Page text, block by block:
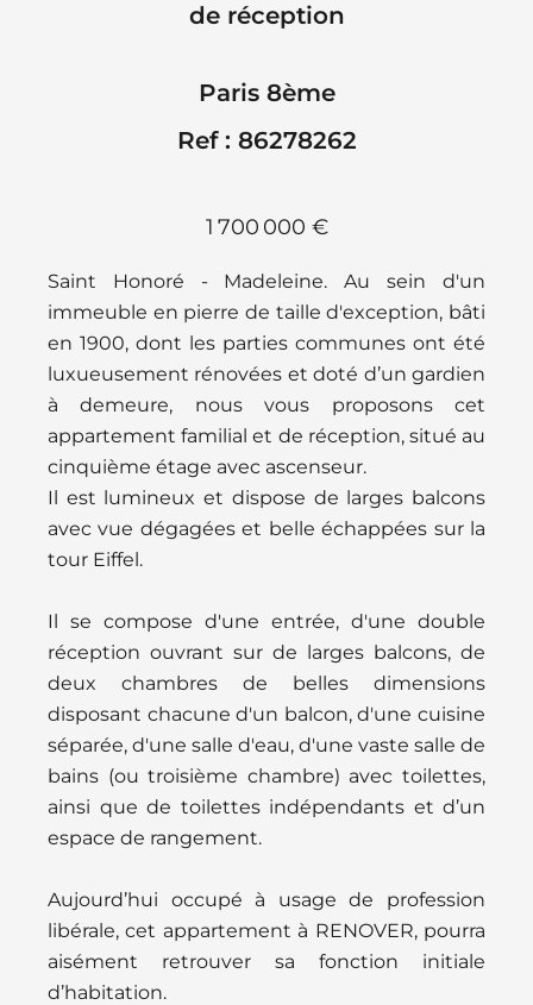
de réception
Paris 8ème
Ref : 86278262
1 700 000 €
Saint Honoré - Madeleine. Au sein d'un
immeuble en pierre de taille d'exception, bâti
en 1900, dont les parties communes ont été
luxueusement rénovées et doté d’un gardien
à demeure, nous vous proposons cet
appartement familial et de réception, situé au
cinquième étage avec ascenseur.
Il est lumineux et dispose de larges balcons
avec vue dégagées et belle échappées sur la
tour Eiffel.
Il se compose d'une entrée, d'une double
réception ouvrant sur de larges balcons, de
deux chambres de belles dimensions
disposant chacune d'un balcon, d'une cuisine
séparée, d'une salle d'eau, d'une vaste salle de
bains (ou troisième chambre) avec toilettes,
ainsi que de toilettes indépendants et d’un
espace de rangement.
Aujourd’hui occupé à usage de profession
libérale, cet appartement à RENOVER, pourra
aisément retrouver sa fonction initiale
d’habitation.